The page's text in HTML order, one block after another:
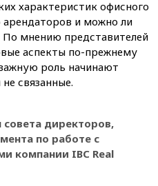
характеристик офисного
арендаторов и можно ли
мнению представителей
аспекты по-прежнему
роль начинают
связанные.
совета директоров,
по работе с
компании IBC Real